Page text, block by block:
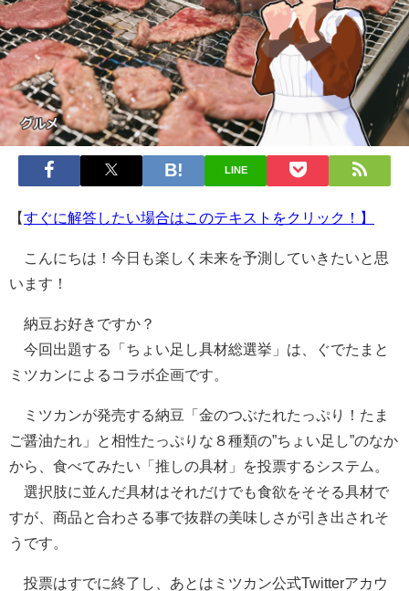
LINE
【すぐに解答したい場合はこのテキストをクリック！】
こんにちは！今日も楽しく未来を予測していきたいと思
います！
納豆お好きですか？
今回出題する「ちょい足し具材総選挙」は、ぐでたまと
ミツカンによるコラボ企画です。
ミツカンが発売する納豆「金のつぶたれたっぷり！たま
ご醤油たれ」と相性たっぷりな８種類の”ちょい足し”のなか
から、食べてみたい「推しの具材」を投票するシステム。
選択肢に並んだ具材はそれだけでも食欲をそそる具材で
すが、商品と合わさる事で抜群の美味しさが引き出されそ
うです。
投票はすでに終了し、あとはミツカン公式Twitterアカウ